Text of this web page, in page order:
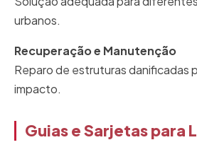
urbanos.
Recuperação e Manutenção
Reparo de estruturas danificadas
impacto.
Guias e Sarjetas para